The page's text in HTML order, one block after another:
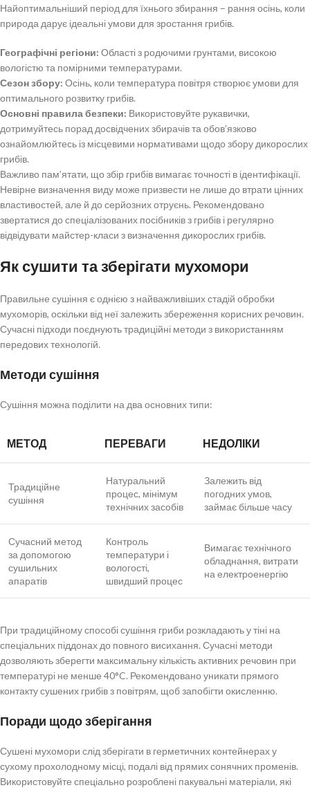
Найоптимальніший період для їхнього збирання – рання осінь, коли
природа дарує ідеальні умови для зростання грибів.
Географічні регіони: Області з родючими грунтами, високою
вологістю та помірними температурами.
Сезон збору: Осінь, коли температура повітря створює умови для
оптимального розвитку грибів.
Основні правила безпеки: Використовуйте рукавички,
дотримуйтесь порад досвідчених збирачів та обов’язково
ознайомлюйтесь із місцевими нормативами щодо збору дикорослих
грибів.
Важливо пам’ятати, що збір грибів вимагає точності в ідентифікації.
Невірне визначення виду може призвести не лише до втрати цінних
властивостей, але й до серйозних отруєнь. Рекомендовано
звертатися до спеціалізованих посібників з грибів і регулярно
відвідувати майстер-класи з визначення дикорослих грибів.
Як сушити та зберігати мухомори
Правильне сушіння є однією з найважливіших стадій обробки
мухоморів, оскільки від неї залежить збереження корисних речовин.
Сучасні підходи поєднують традиційні методи з використанням
передових технологій.
Методи сушіння
Сушіння можна поділити на два основних типи:
МЕТОД ПЕРЕВАГИ НЕДОЛІКИ
Традиційне
сушіння
Натуральний
процес, мінімум
технічних засобів
Залежить від
погодних умов,
займає більше часу
Сучасний метод
за допомогою
сушильних
апаратів
Контроль
температури і
вологості,
швидший процес
Вимагає технічного
обладнання, витрати
на електроенергію
При традиційному способі сушіння гриби розкладають у тіні на
спеціальних піддонах до повного висихання. Сучасні методи
дозволяють зберегти максимальну кількість активних речовин при
температурі не менше 40°C. Рекомендовано уникати прямого
контакту сушених грибів з повітрям, щоб запобігти окисленню.
Поради щодо зберігання
Сушені мухомори слід зберігати в герметичних контейнерах у
сухому прохолодному місці, подалі від прямих сонячних променів.
Використовуйте спеціально розроблені пакувальні матеріали, які